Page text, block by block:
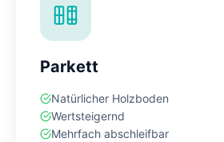
Parkett
Natürlicher Holzboden
Wertsteigernd
Mehrfach abschleifbar